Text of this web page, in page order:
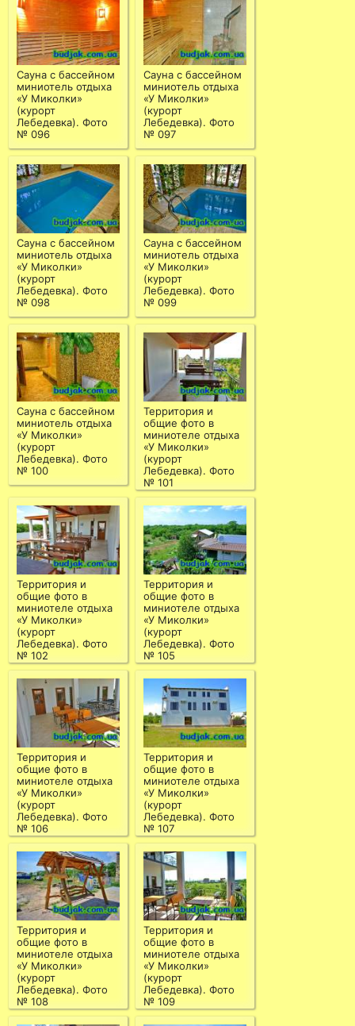
Сауна с бассейном
миниотель отдыха
«У Миколки»
(курорт
Лебедевка). Фото
№ 096
Сауна с бассейном
миниотель отдыха
«У Миколки»
(курорт
Лебедевка). Фото
№ 097
Сауна с бассейном
миниотель отдыха
«У Миколки»
(курорт
Лебедевка). Фото
№ 098
Сауна с бассейном
миниотель отдыха
«У Миколки»
(курорт
Лебедевка). Фото
№ 099
Сауна с бассейном
миниотель отдыха
«У Миколки»
(курорт
Лебедевка). Фото
№ 100
Территория и
общие фото в
миниотеле отдыха
«У Миколки»
(курорт
Лебедевка). Фото
№ 101
Территория и
общие фото в
миниотеле отдыха
«У Миколки»
(курорт
Лебедевка). Фото
№ 102
Территория и
общие фото в
миниотеле отдыха
«У Миколки»
(курорт
Лебедевка). Фото
№ 105
Территория и
общие фото в
миниотеле отдыха
«У Миколки»
(курорт
Лебедевка). Фото
№ 106
Территория и
общие фото в
миниотеле отдыха
«У Миколки»
(курорт
Лебедевка). Фото
№ 107
Территория и
общие фото в
миниотеле отдыха
«У Миколки»
(курорт
Лебедевка). Фото
№ 108
Территория и
общие фото в
миниотеле отдыха
«У Миколки»
(курорт
Лебедевка). Фото
№ 109